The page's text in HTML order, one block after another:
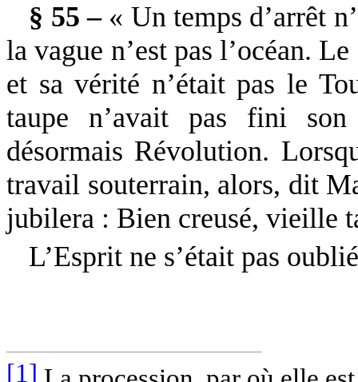
§ 55 –« Un temps d’arrêt
la vague n’est pas l’océan.
et sa vérité n’était pas le
taupe n’avait pas fini son
désormais Révolution.
travail souterrain, alors, dit
jubilera : Bien creusé, vieille
L’Esprit ne s’était pas
[1]